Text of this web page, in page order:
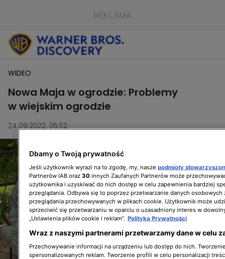
WIDEO
Nowa Maja w ogrodzie: Problemy
w wiejskim ogrodzie
24.09.2022, 05:52
Dbamy o Twoją prywatność
Jeśli użytkownik wyrazi na to zgodę, my, nasze podmioty
Partnerów IAB oraz 30 innych Zaufanych Partnerów może
użytkownika i uzyskiwać do nich dostęp w celu zapewnienia bardziej
przeglądania. Odbywa się to poprzez przetwarzanie danych osobowych
przeglądania przechowywanych w plikach cookie. Użytkownik może
sprzeciwić się przetwarzaniu w oparciu o uzasadniony interes w
„Ustawienia plików cookie i reklam”. Polityka Prywatności
Wraz z naszymi partnerami przetwarzamy dane w celu
Przechowywanie informacji na urządzeniu lub dostęp do nich.
spersonalizowanych reklam. Tworzenie profili w celu personalizacji